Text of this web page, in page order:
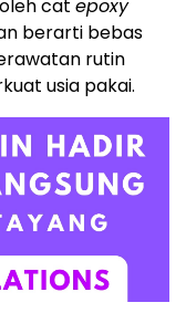
cat epoxy
berarti bebas
rutin
usia pakai.